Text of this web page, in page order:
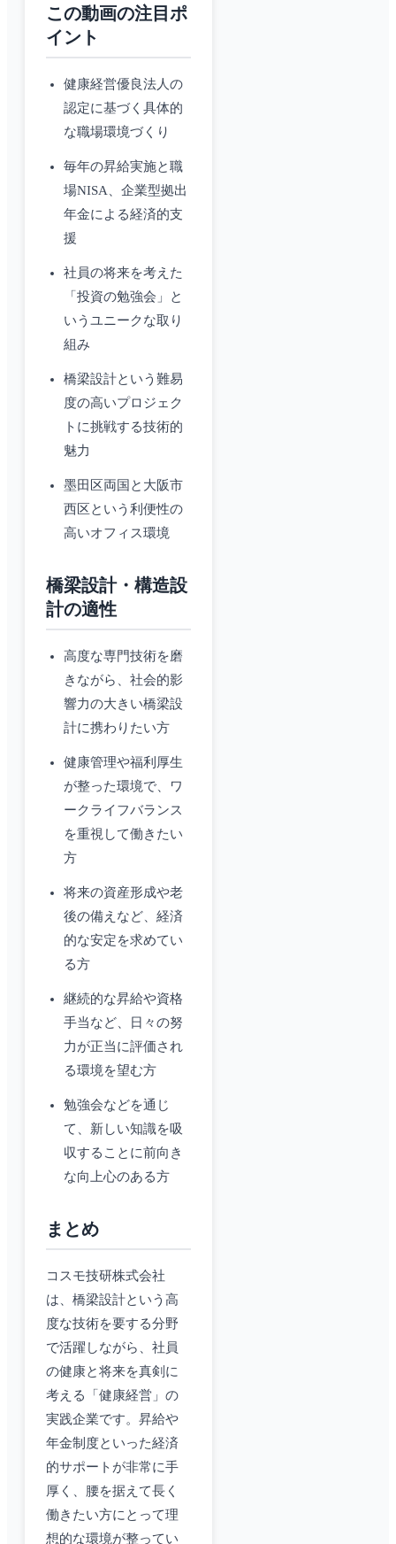
この動画の注目ポ
イント
健康経営優良法人の
認定に基づく具体的
な職場環境づくり
毎年の昇給実施と職
場NISA、企業型拠出
年金による経済的支
援
社員の将来を考えた
「投資の勉強会」と
いうユニークな取り
組み
橋梁設計という難易
度の高いプロジェク
トに挑戦する技術的
魅力
墨田区両国と大阪市
西区という利便性の
高いオフィス環境
橋梁設計・構造設
計の適性
高度な専門技術を磨
きながら、社会的影
響力の大きい橋梁設
計に携わりたい方
健康管理や福利厚生
が整った環境で、ワ
ークライフバランス
を重視して働きたい
方
将来の資産形成や老
後の備えなど、経済
的な安定を求めてい
る方
継続的な昇給や資格
手当など、日々の努
力が正当に評価され
る環境を望む方
勉強会などを通じ
て、新しい知識を吸
収することに前向き
な向上心のある方
まとめ
コスモ技研株式会社
は、橋梁設計という高
度な技術を要する分野
で活躍しながら、社員
の健康と将来を真剣に
考える「健康経営」の
実践企業です。昇給や
年金制度といった経済
的サポートが非常に手
厚く、腰を据えて長く
働きたい方にとって理
想的な環境が整ってい